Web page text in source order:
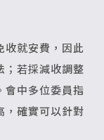
收就安費，因此
；若採減收調整
會中多位委員指
，確實可以針對